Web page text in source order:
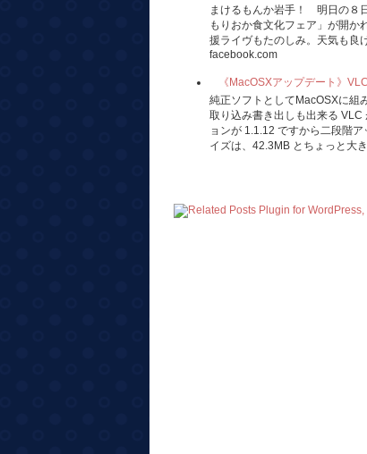
まけるもんか岩手！ 明日の８
もりおか食文化フェア」が開か
援ライヴもたのしみ。天気も良
facebook.com
《MacOSXアップデート》
純正ソフトとしてMacOSXに組
取り込み書き出しも出来る
ョンが 1.1.12 ですから二段階
イズは、42.3MB とちょっと大き